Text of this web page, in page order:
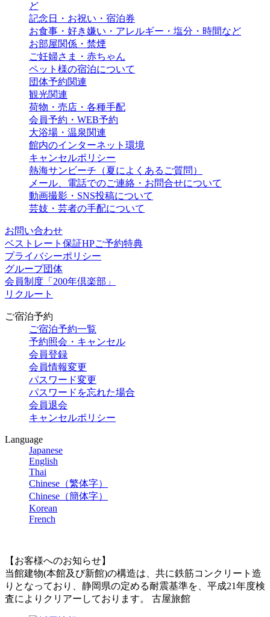
ど
記念日・お祝い・宿泊券
お食事・好き嫌い・アレルギー・塩分・時間など
お部屋関係・禁煙
ご妊婦さま・赤ちゃん
ペット様の宿泊について
団体予約関連
観光関連
荷物・売店・各種手配
会員予約・WEB予約
大浴場・温泉関連
館内のインターネット環境
キャンセルポリシー
熱海サンビーチ（夏によくあるご質問）
メール、電話でのご連絡・お問合せについて
動画撮影・SNS投稿について
芸妓・芸者の手配について
お問い合わせ
ベストレート保証HPご予約特典
プライバシーポリシー
グループ団体
会員制度「200年倶楽部」
リクルート
ご宿泊予約
ご宿泊予約一覧
予約照会・キャンセル
会員登録
会員情報変更
パスワード変更
パスワードを忘れた場合
会員退会
キャンセルポリシー
Language
Japanese
English
Thai
Chinese（繁体字）
Chinese（簡体字）
Korean
French
【お客様へのお知らせ】
当館建物(本館及び新館)の構造は、共に鉄筋コンクリート造
りとなっており、静岡県の定める耐震基準を、平成21年度検
査によりクリアーしております。 古屋旅館